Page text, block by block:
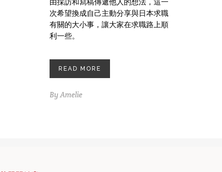
由採訪和寫稿傳遞他人的想法，這一
次希望換成自己主動分享與日本求職
有關的大小事，讓大家在求職路上順
利一些。
READ MORE
By Amelie